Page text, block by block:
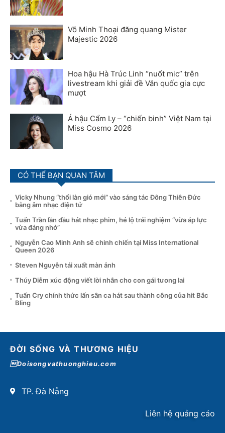
Võ Minh Thoại đăng quang Mister
Majestic 2026
Hoa hậu Hà Trúc Linh “nuốt mic” trên
livestream khi giải đề Văn quốc gia cực
mượt
Á hậu Cẩm Ly – “chiến binh” Việt Nam tại
Miss Cosmo 2026
CÓ THỂ BẠN QUAN TÂM
Vicky Nhung “thổi làn gió mới” vào sáng tác Đông Thiên Đức
bằng âm nhạc điện tử
Tuấn Trần lần đầu hát nhạc phim, hé lộ trải nghiệm “vừa áp lực
vừa đáng nhớ”
Nguyễn Cao Minh Anh sẽ chinh chiến tại Miss International
Queen 2026
Steven Nguyễn tái xuất màn ảnh
Thúy Diễm xúc động viết lời nhắn cho con gái tương lai
Tuấn Cry chính thức lấn sân ca hát sau thành công của hit Bắc
Bling
ĐỜI SỐNG VÀ THƯƠNG HIỆU
Doisongvathuonghieu.com
TP. Đà Nẵng
Liên hệ quảng cáo